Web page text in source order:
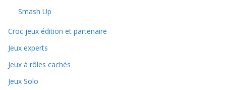
Smash Up
Croc jeux édition et partenaire
Jeux experts
Jeux à rôles cachés
Jeux Solo